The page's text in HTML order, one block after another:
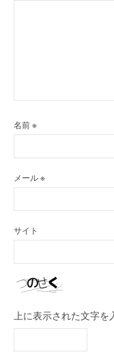
名前※
メール※
サイト
上に表示された文字を